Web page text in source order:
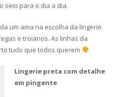
seio para o dia a dia.
um ama na escolha da lingerie.
e troianos. As linhas da
tudo que todos querem
Lingerie preta com detalhe
em pingente